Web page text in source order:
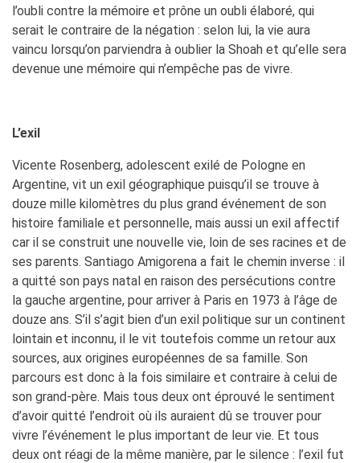
l’oubli contre la mémoire et prône un oubli élaboré, qui
serait le contraire de la négation : selon lui, la vie aura
vaincu lorsqu’on parviendra à oublier la Shoah et qu’elle sera
devenue une mémoire qui n’empêche pas de vivre.
L’exil
Vicente Rosenberg, adolescent exilé de Pologne en
Argentine, vit un exil géographique puisqu’il se trouve à
douze mille kilomètres du plus grand événement de son
histoire familiale et personnelle, mais aussi un exil affectif
car il se construit une nouvelle vie, loin de ses racines et de
ses parents. Santiago Amigorena a fait le chemin inverse : il
a quitté son pays natal en raison des persécutions contre
la gauche argentine, pour arriver à Paris en 1973 à l’âge de
douze ans. S’il s’agit bien d’un exil politique sur un continent
lointain et inconnu, il le vit toutefois comme un retour aux
sources, aux origines européennes de sa famille. Son
parcours est donc à la fois similaire et contraire à celui de
son grand-père. Mais tous deux ont éprouvé le sentiment
d’avoir quitté l’endroit où ils auraient dû se trouver pour
vivre l’événement le plus important de leur vie. Et tous
deux ont réagi de la même manière, par le silence : l’exil fut